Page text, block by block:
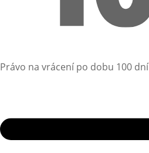
Právo na vrácení po dobu 100 dní